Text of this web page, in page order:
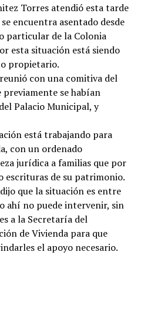
Torres atendió esta tarde
encuentra asentado desde
particular de la Colonia
esta situación está siendo
propietario.
con una comitiva del
se habían
Palacio Municipal, y
está trabajando para
con un ordenado
jurídica a familias que por
escrituras de su patrimonio.
que la situación es entre
ahí no puede intervenir, sin
a la Secretaría del
de Vivienda para que
el apoyo necesario.